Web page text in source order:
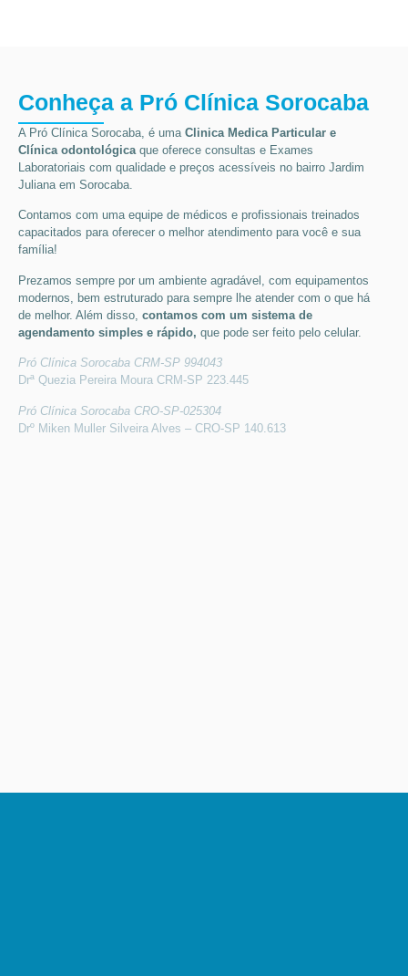
Conheça a Pró Clínica Sorocaba
A Pró Clínica Sorocaba, é uma Clinica Medica Particular e
Clínica odontológicaque oferece consultas e Exames
Laboratoriais com qualidade e preços acessíveis no bairro Jardim
Juliana em Sorocaba.
Contamos com uma equipe de médicos e profissionais treinados
capacitados para oferecer o melhor atendimento para você e sua
família!
Prezamos sempre por um ambiente agradável, com equipamentos
modernos, bem estruturado para sempre lhe atender com o que há
de melhor. Além disso, contamos com um sistema de
agendamento simples e rápido, que pode ser feito pelo celular.
Pró Clínica Sorocaba CRM-SP 994043
Drª Quezia Pereira Moura CRM-SP 223.445
Pró Clínica Sorocaba CRO-SP-025304
Drº Miken Muller Silveira Alves – CRO-SP 140.613